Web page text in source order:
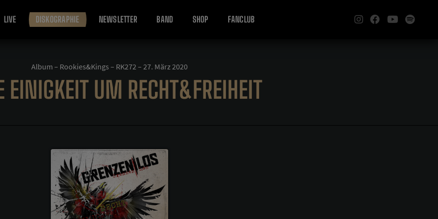
LIVE DISKOGRAPHIE NEWSLETTER BAND SHOP FANCLUB
Album – Rookies&Kings – RK272 – 27. März 2020
EINIGKEIT UM RECHT&FREIHEIT